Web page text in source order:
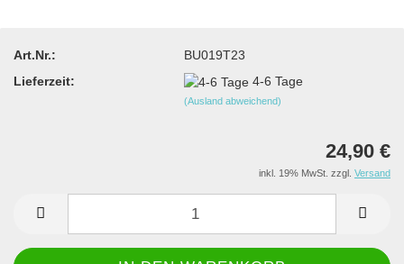
Art.Nr.:
BU019T23
Lieferzeit:
4-6 Tage
(Ausland abweichend)
24,90 €
inkl. 19% MwSt. zzgl. Versand